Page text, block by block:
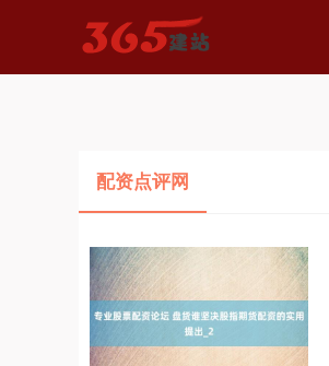
配资点评网